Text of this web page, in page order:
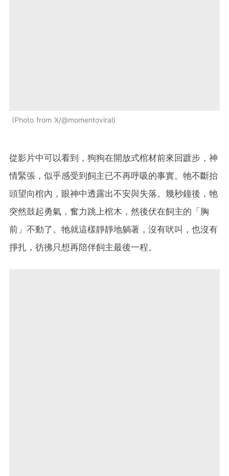
Photo from X/@momentoviral
從影片中可以看到，狗狗在開放式棺材前來回踱步，神
情緊張，似乎感受到飼主已不再呼吸的事實。牠不斷抬
頭望向棺內，眼神中透露出不安與失落。幾秒鐘後，牠
突然鼓起勇氣，奮力跳上棺木，然後伏在飼主的「胸
前」不動了。牠就這樣靜靜地躺著，沒有吠叫，也沒有
掙扎，彷彿只想再陪伴飼主最後一程。